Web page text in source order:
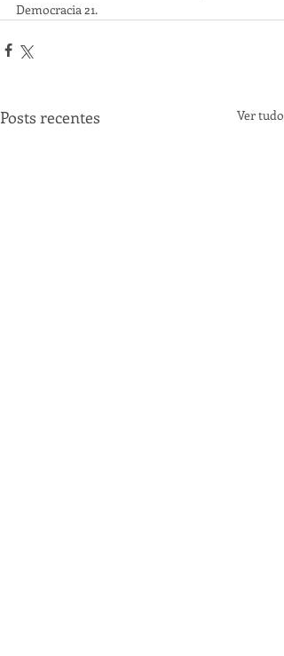
Democracia 21.
Posts recentes Ver tudo